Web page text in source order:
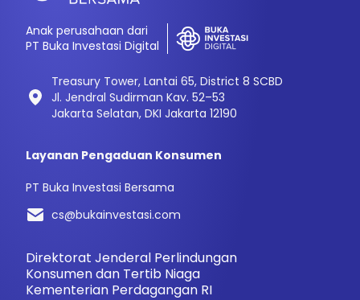
Anak perusahaan dari
PT Buka Investasi Digital
Treasury Tower, Lantai 65, District 8 SCBD
Jl. Jendral Sudirman Kav. 52–53
Jakarta Selatan, DKI Jakarta 12190
Layanan Pengaduan Konsumen
PT Buka Investasi Bersama
cs@bukainvestasi.com
Direktorat Jenderal Perlindungan
Konsumen dan Tertib Niaga
Kementerian Perdagangan RI